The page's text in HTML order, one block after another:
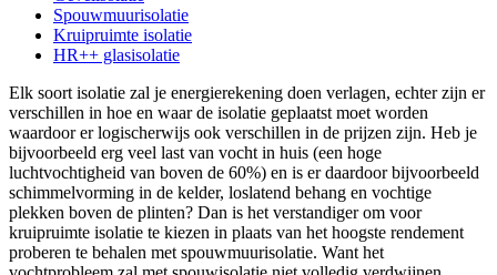
Spouwmuurisolatie
Kruipruimte isolatie
HR++ glasisolatie
Elk soort isolatie zal je energierekening doen verlagen, echter zijn er
verschillen in hoe en waar de isolatie geplaatst moet worden
waardoor er logischerwijs ook verschillen in de prijzen zijn. Heb je
bijvoorbeeld erg veel last van vocht in huis (een hoge
luchtvochtigheid van boven de 60%) en is er daardoor bijvoorbeeld
schimmelvorming in de kelder, loslatend behang en vochtige
plekken boven de plinten? Dan is het verstandiger om voor
kruipruimte isolatie te kiezen in plaats van het hoogste rendement
proberen te behalen met spouwmuurisolatie. Want het